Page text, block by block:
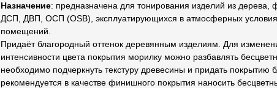
Назначение: предназначена для тонирования изделий из
ДСП, ДВП, ОСП (OSB), эксплуатирующихся в атмосферных
помещений.
Придаёт благородный оттенок деревянным изделиям. Для
интенсивности цвета покрытия морилку можно разбавлять
необходимо подчеркнуть текстуру древесины и придать покрытию
рекомендуется в качестве финишного покрытия наносить